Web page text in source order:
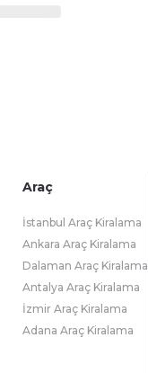
Araç
İstanbul Araç Kiralama
Ankara Araç Kiralama
Dalaman Araç Kiralama
Antalya Araç Kiralama
İzmir Araç Kiralama
Adana Araç Kiralama